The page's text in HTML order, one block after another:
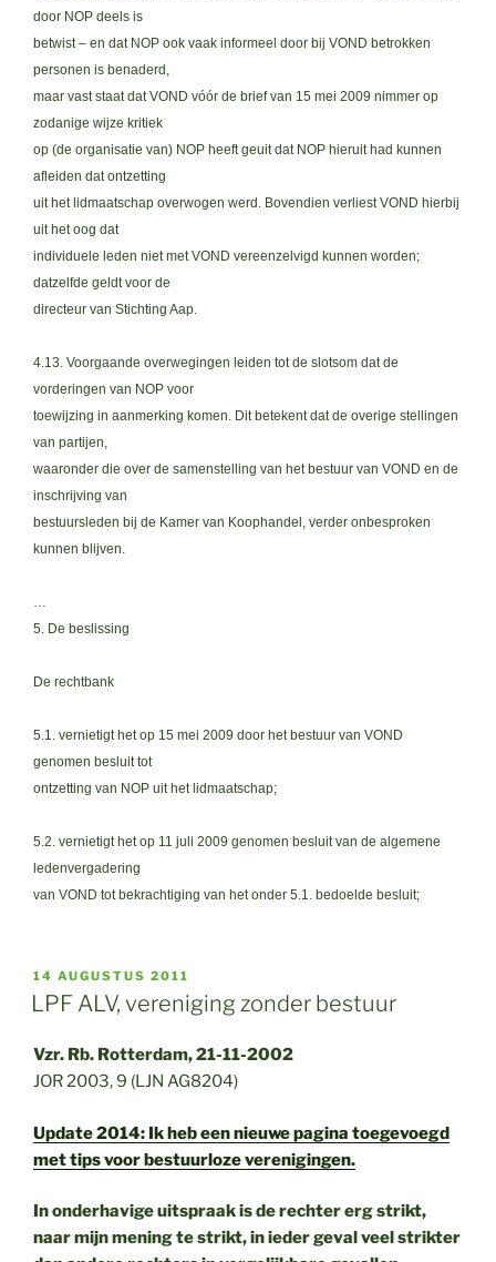
door NOP deels is
betwist – en dat NOP ook vaak informeel door bij VOND betrokken
personen is benaderd,
maar vast staat dat VOND vóór de brief van 15 mei 2009 nimmer op
zodanige wijze kritiek
op (de organisatie van) NOP heeft geuit dat NOP hieruit had kunnen
afleiden dat ontzetting
uit het lidmaatschap overwogen werd. Bovendien verliest VOND hierbij
uit het oog dat
individuele leden niet met VOND vereenzelvigd kunnen worden;
datzelfde geldt voor de
directeur van Stichting Aap.
4.13. Voorgaande overwegingen leiden tot de slotsom dat de
vorderingen van NOP voor
toewijzing in aanmerking komen. Dit betekent dat de overige stellingen
van partijen,
waaronder die over de samenstelling van het bestuur van VOND en de
inschrijving van
bestuursleden bij de Kamer van Koophandel, verder onbesproken
kunnen blijven.
…
5. De beslissing
De rechtbank
5.1. vernietigt het op 15 mei 2009 door het bestuur van VOND
genomen besluit tot
ontzetting van NOP uit het lidmaatschap;
5.2. vernietigt het op 11 juli 2009 genomen besluit van de algemene
ledenvergadering
van VOND tot bekrachtiging van het onder 5.1. bedoelde besluit;
GEPLAATST
OP
14 AUGUSTUS 2011
LPF ALV, vereniging zonder bestuur
Vzr. Rb. Rotterdam, 21-11-2002
JOR 2003, 9 (LJN AG8204)
Update 2014: Ik heb een nieuwe pagina toegevoegd
met tips voor bestuurloze verenigingen.
In onderhavige uitspraak is de rechter erg strikt,
naar mijn mening te strikt, in ieder geval veel strikter